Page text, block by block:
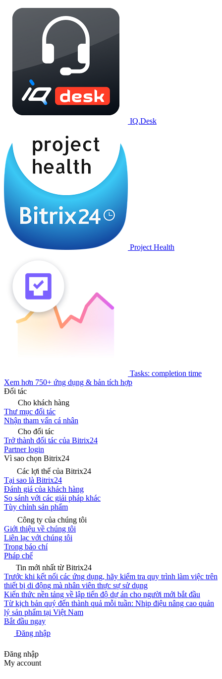
IQ.Desk
Project Health
Tasks: completion time
Xem hơn 750+ ứng dụng & bản tích hợp
Đối tác
Cho khách hàng
Thư mục đối tác
Nhận tham vấn cá nhân
Cho đối tác
Trở thành đối tác của Bitrix24
Partner login
Vì sao chọn Bitrix24
Các lợi thế của Bitrix24
Tại sao là Bitrix24
Đánh giá của khách hàng
So sánh với các giải pháp khác
Tùy chỉnh sản phẩm
Công ty của chúng tôi
Giới thiệu về chúng tôi
Liên lạc với chúng tôi
Trong báo chí
Pháp chế
Tin mới nhất từ Bitrix24
Trước khi kết nối các ứng dụng, hãy kiểm tra quy trình làm việc trên
thiết bị di động mà nhân viên thực sự sử dụng
Kiến thức nền tảng về lập tiến độ dự án cho người mới bắt đầu
Từ kịch bản quý đến thành quả mỗi tuần: Nhịp điệu nâng cao quản
lý sản phẩm tại Việt Nam
Bắt đầu ngay
Đăng nhập
Đăng nhập
My account